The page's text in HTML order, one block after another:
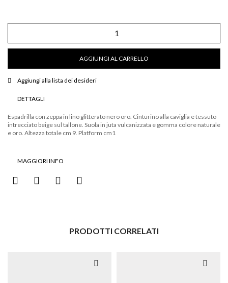
zeppa
in
glitterato
oro.
totale
9.
Platform
cm1
AGGIUNGI AL CARRELLO
Aggiungi alla lista dei desideri
DETTAGLI
Espadrilla con zeppa in lino glitterato nero oro. Cinturino alla caviglia e tessuto
intrecciato beige sul tallone. Suola in juta vulcanizzata e gomma colore naturale
e oro. Altezza totale cm 9. Platform cm1
MAGGIORI INFO
PRODOTTI CORRELATI